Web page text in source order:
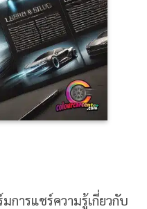
ารแชร์ความรู้เกี่ยวกับ